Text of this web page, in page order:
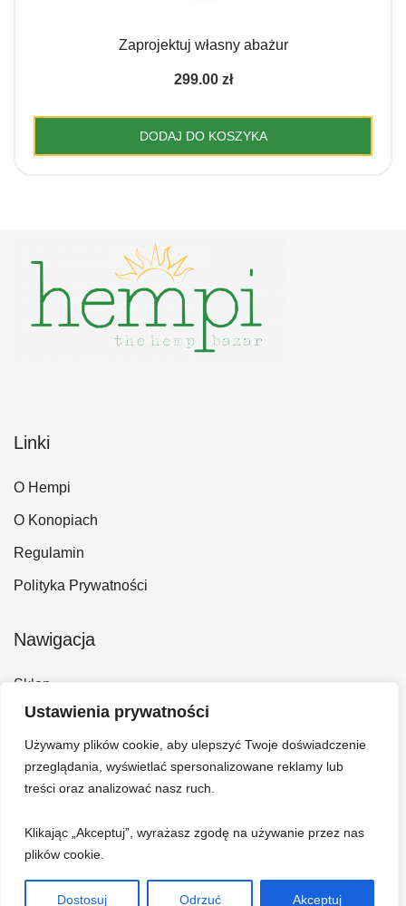
Ustawienia prywatności
Używamy plików cookie, aby ulepszyć Twoje doświadczenie
przeglądania, wyświetlać spersonalizowane reklamy lub
treści oraz analizować nasz ruch.
Klikając „Akceptuj”, wyrażasz zgodę na używanie przez nas
plików cookie.
Dostosuj Odrzuć Akceptuj
Zaprojektuj własny abażur
299.00 zł
DODAJ DO KOSZYKA
Linki
O Hempi
O Konopiach
Regulamin
Polityka Prywatności
Nawigacja
Sklep
Kontakt
Konto
Koszyk
© 2026 Hempi - Bazar konopny. Wszelkie prawa